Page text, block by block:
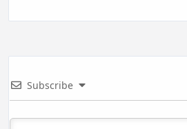
Subscribe